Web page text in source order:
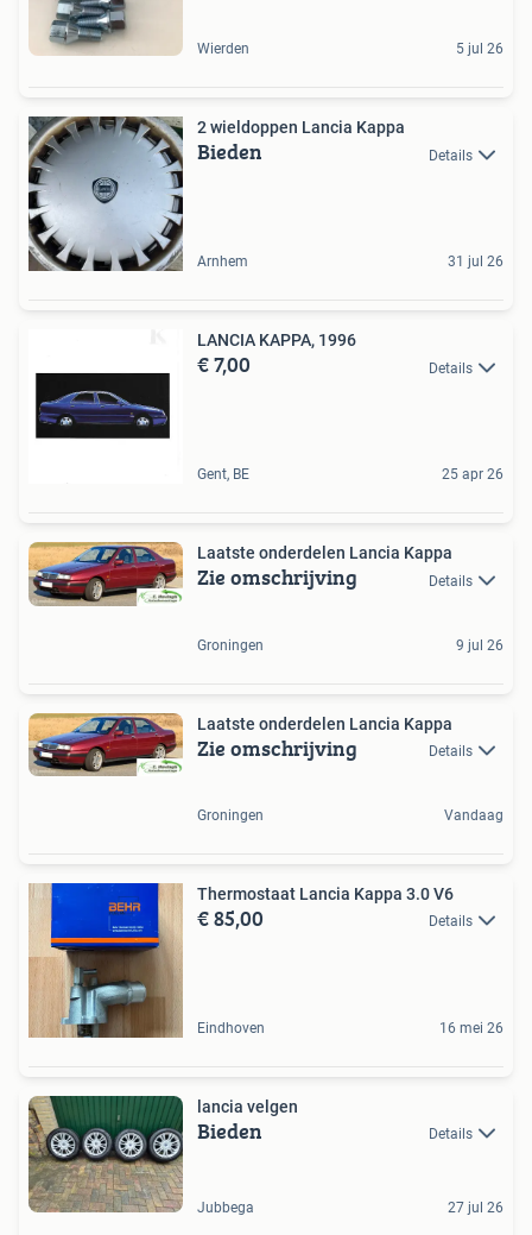
Wierden 5 jul 26
2 wieldoppen Lancia Kappa
Bieden Details
Arnhem 31 jul 26
LANCIA KAPPA, 1996
€ 7,00 Details
Gent, BE 25 apr 26
Laatste onderdelen Lancia Kappa
Zie omschrijving Details
Groningen 9 jul 26
Laatste onderdelen Lancia Kappa
Zie omschrijving Details
Groningen Vandaag
Thermostaat Lancia Kappa 3.0 V6
€ 85,00 Details
Eindhoven 16 mei 26
lancia velgen
Bieden Details
Jubbega 27 jul 26